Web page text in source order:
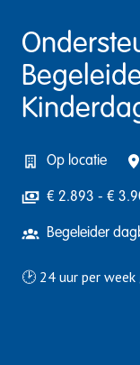
Op locatie
€ 2.893 - €
Begeleider
🕑 24 uur per